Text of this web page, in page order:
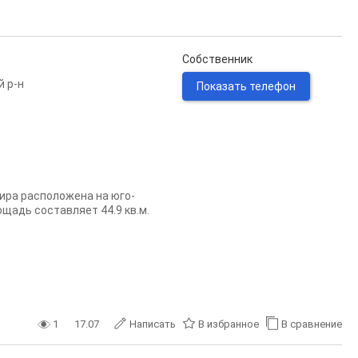
р-н
pаcположeна нa юго-
составляет 44.9 кв.м.
Собственник
Показать телефон
1 17.07 Написать В избранное В сравнение